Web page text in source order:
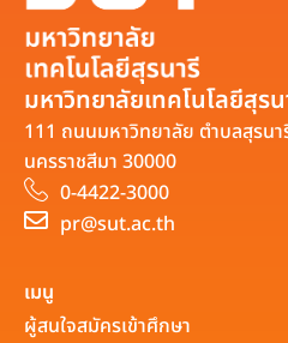
มหาวิทยาลัยเทคโนโลยีสุร
111 ถนนมหาวิทยาลัย ตำบลสุรน
นครราชสีมา 30000
0-4422-3000
pr@sut.ac.th
เมนู
ผู้สนใจสมัครเข้าศึกษา